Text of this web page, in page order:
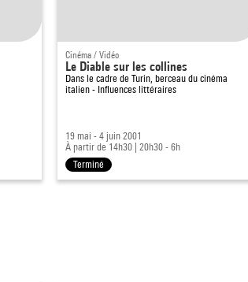
Cinéma / Vidéo
Le Diable sur les collines
Dans le cadre deTurin, berceau du cinéma
italien - Influences littéraires
19 mai - 4 juin 2001
À partir de 14h30 |20h30 - 6h
Terminé